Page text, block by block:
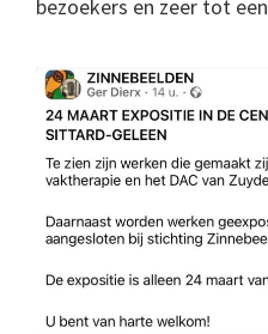
bezoekers en zeer tot